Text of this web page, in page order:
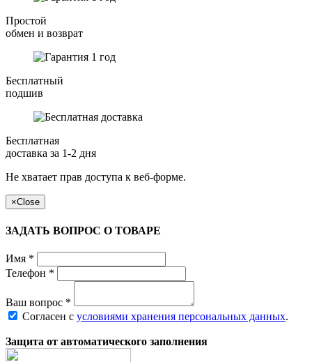
Простой
обмен и возврат
Бесплатный
подшив
Бесплатная
доставка за 1-2 дня
Не хватает прав доступа к веб-форме.
×Close
ЗАДАТЬ ВОПРОС О ТОВАРЕ
Имя *
Телефон *
Ваш вопрос *
Согласен с условиями хранения персональных данных.
Защита от автоматического заполнения